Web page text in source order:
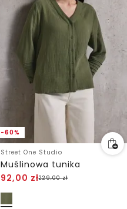
-60%
Street One Studio
Muślinowa tunika
92,00 zł229,00zł